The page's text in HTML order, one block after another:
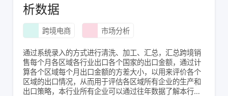
析数据
跨境电商 市场分析
通过系统录入的方式进行清洗、加工、汇总，汇总跨境销
售每个月各区域各行业出口各个国家的出口金额，通过计
算各个区域每个月出口金额的方差大小，以用来评价各个
区域的出口情况，从而用于评估各区域所有企业的生产和
出口策略，本行业所有企业可以通过往年数据了解本行业